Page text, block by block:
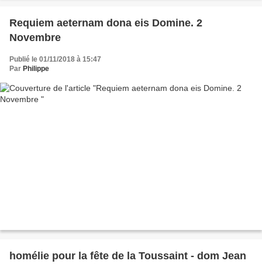
Requiem aeternam dona eis Domine. 2
Novembre
Publié le 01/11/2018 à 15:47
Par Philippe
homélie pour la fête de la Toussaint - dom Jean